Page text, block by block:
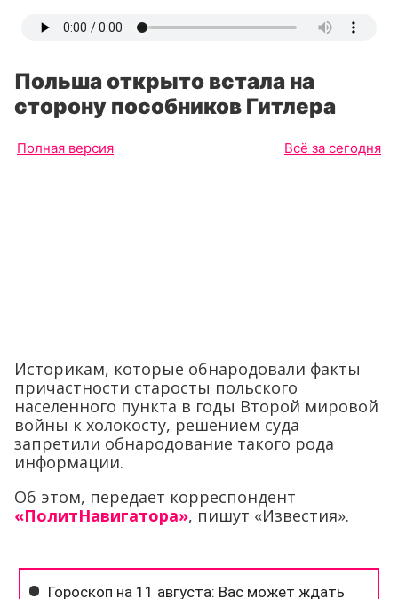
Польша открыто встала на
сторону пособников Гитлера
Полная версия Всё за сегодня
Историкам, которые обнародовали факты
причастности старосты польского
населенного пункта в годы Второй мировой
войны к холокосту, решением суда
запретили обнародование такого рода
информации.
Об этом, передает корреспондент
«ПолитНавигатора», пишут «Известия».